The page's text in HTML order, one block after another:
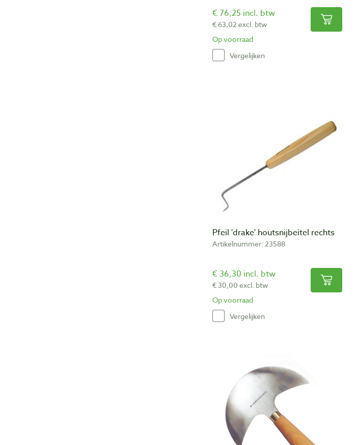
€ 76,25 incl. btw
€ 63,02 excl. btw
Op voorraad
Vergelijken
Pfeil 'drake' houtsnijbeitel rechts
Artikelnummer: 23588
€ 36,30 incl. btw
€ 30,00 excl. btw
Op voorraad
Vergelijken